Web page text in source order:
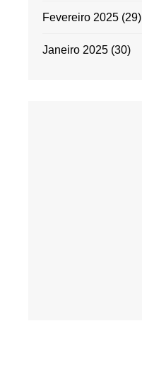
Fevereiro 2025 (29)
Janeiro 2025 (30)